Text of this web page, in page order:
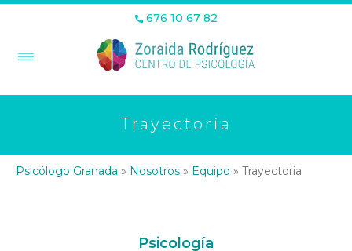
676 10 67 82
Trayectoria
Psicólogo Granada » Nosotros » Equipo » Trayectoria
Psicología